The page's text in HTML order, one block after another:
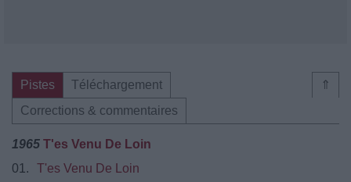
⇑
Pistes
Téléchargement
Corrections & commentaires
1965 T'es Venu De Loin
01.
T'es Venu De Loin